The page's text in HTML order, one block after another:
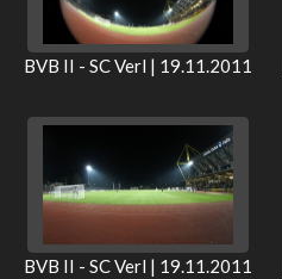
BVB II - SC Verl | 19.11.2011
BVB II - SC Verl | 19.11.2011